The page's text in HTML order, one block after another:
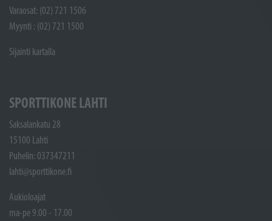
Varaosat: (02) 721 1506
Myynti : (02) 721 1500
Sijainti kartalla
SPORTTIKONE LAHTI
Saksalankatu 28
15100 Lahti
Puhelin: 037347211
lahti@sporttikone.fi
Aukioloajat
ma-pe 9.00 - 17.00